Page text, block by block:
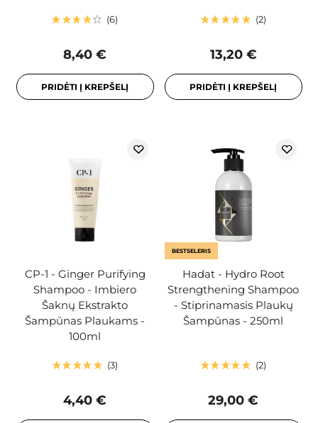
6
8,40 €
PRIDĖTI Į KREPŠELĮ
2
13,20 €
PRIDĖTI Į KREPŠELĮ
CP-1 - Ginger Purifying
Shampoo - Imbiero
Šaknų Ekstrakto
Šampūnas Plaukams -
100ml
3
4,40 €
BESTSELERIS
Hadat - Hydro Root
Strengthening Shampoo
- Stiprinamasis Plaukų
Šampūnas - 250ml
2
29,00 €